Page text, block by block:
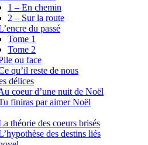
1 – En chemin
2 – Sur la route
du passé
Tome 1
Tome 2
ou face
qu’il reste de nous
délices
coeur d’une nuit de Noël
finiras par aimer Noël
théorie des coeurs brisés
des destins liés